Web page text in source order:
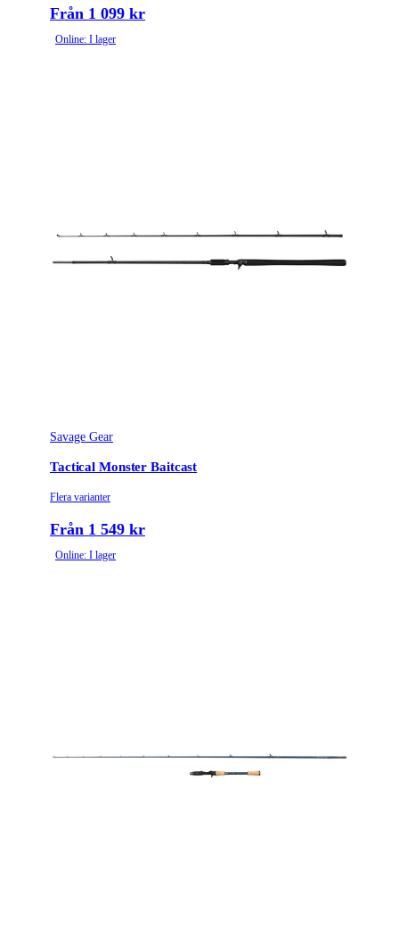
Från 1 099 kr
Online: I lager
Savage Gear
Tactical Monster Baitcast
Flera varianter
Från 1 549 kr
Online: I lager